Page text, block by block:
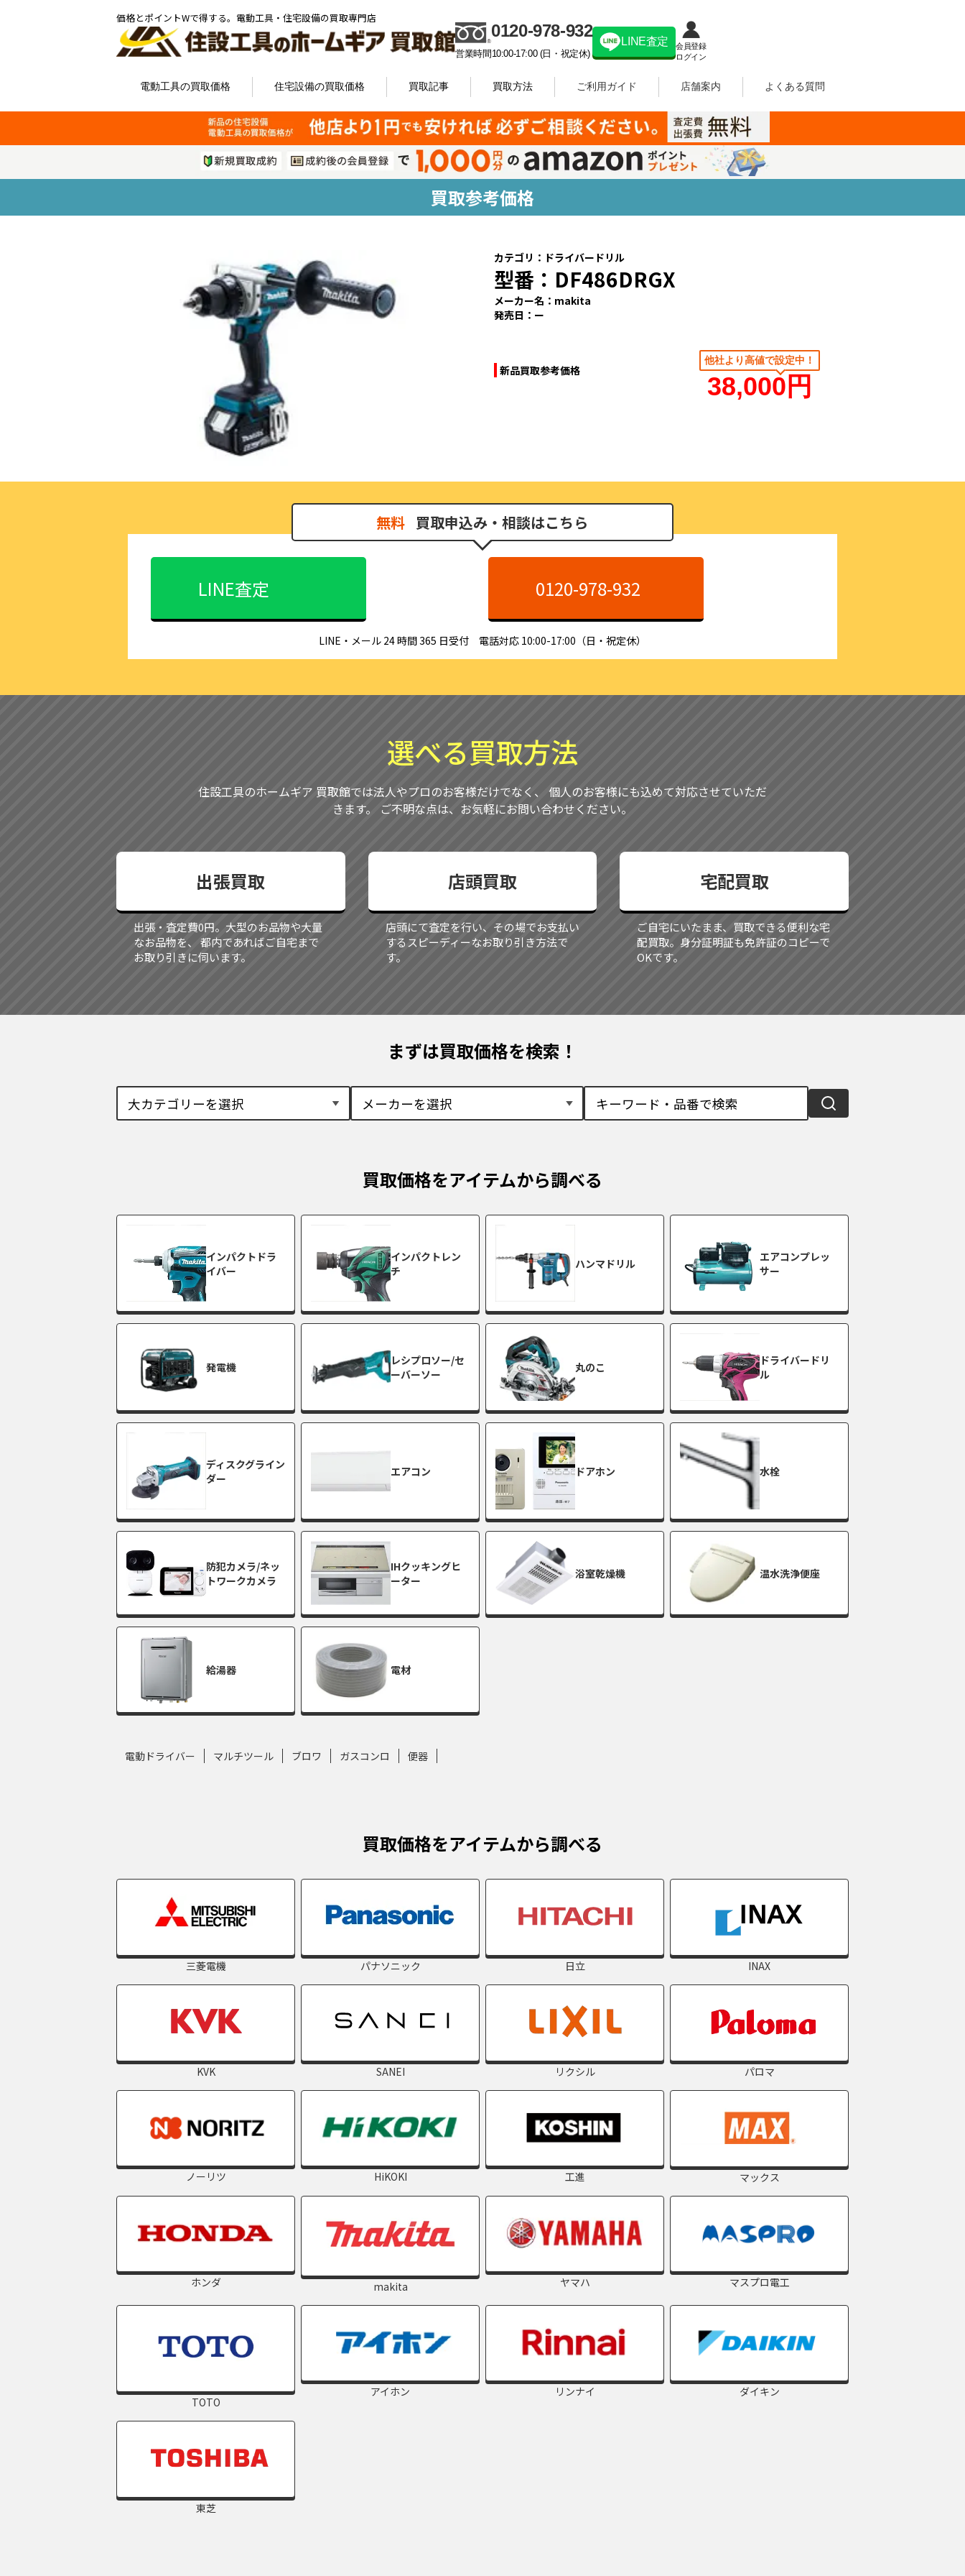
価格とポイントWで得する。電動工具・住宅設備の買取専門店
0120-978-932
営業時間10:00-17:00 (日・祝定休)
LINE査定
会員登録
ログイン
電動工具の買取価格 住宅設備の買取価格 買取記事 買取方法 ご利用ガイド 店舗案内 よくある質問
買取参考価格
カテゴリ： ドライバードリル
型番： DF486DRGX
メーカー名： makita
発売日： ー
新品買取参考価格
38,000円
無料 買取申込み・相談はこちら
LINE査定 0120-978-932
LINE・メール 24 時間 365 日受付 電話対応 10:00-17:00（日・祝定休）
選べる買取方法
住設工具のホームギア 買取館では法人やプロのお客様だけでなく、 個人のお客様にも込めて対応させていただ
きます。 ご不明な点は、お気軽にお問い合わせください。
出張買取
出張・査定費0円。大型のお品物や大量
なお品物を、 都内であればご自宅まで
お取り引きに伺います。
店頭買取
店頭にて査定を行い、その場でお支払い
するスピーディーなお取り引き方法で
す。
宅配買取
ご自宅にいたまま、買取できる便利な宅
配買取。身分証明証も免許証のコピーで
OKです。
まずは買取価格を検索！
買取価格をアイテムから調べる
インパクトドラ
イバー
インパクトレン
チ
ハンマドリル
エアコンプレッ
サー
発電機
レシプロソー/セ
ーバーソー
丸のこ
ドライバードリ
ル
ディスクグライン
ダー
エアコン ドアホン 水栓
防犯カメラ/ネッ
トワークカメラ
IHクッキングヒ
ーター
浴室乾燥機 温水洗浄便座
給湯器 電材
電動ドライバー マルチツール ブロワ ガスコンロ 便器
買取価格をアイテムから調べる
三菱電機 パナソニック 日立 INAX
KVK SANEI リクシル パロマ
ノーリツ HiKOKI 工進 マックス
ホンダ makita ヤマハ マスプロ電工
TOTO
アイホン リンナイ ダイキン
東芝